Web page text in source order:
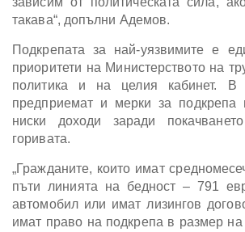
такава“, допълни Адемов.
Подкрепата за най-уязвимите е
приоритети на Министерството на
политика и на целия кабинет. В
предприемат и мерки за подкрепа
ниски доходи заради
горивата.
„Гражданите, които имат
пъти линията на бедност – 791
автомобил или имат лизингов
имат право на подкрепа в размер на